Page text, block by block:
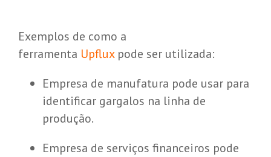
Exemplos de como a
ferramenta Upflux pode ser utilizada:
Empresa de manufatura pode usar para
identificar gargalos na linha de
produção.
Empresa de serviços financeiros pode